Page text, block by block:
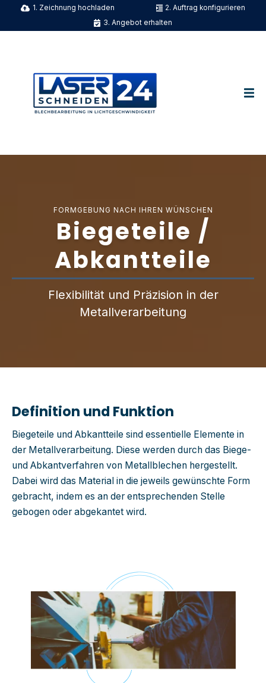
1. Zeichnung hochladen
2. Auftrag konfigurieren
3. Angebot erhalten
FORMGEBUNG NACH IHREN WÜNSCHEN
Biegeteile /
Abkantteile
Flexibilität und Präzision in der
Metallverarbeitung
Definition und Funktion
Biegeteile und Abkantteile sind essentielle Elemente in
der Metallverarbeitung. Diese werden durch das Biege-
und Abkantverfahren von Metallblechen hergestellt.
Dabei wird das Material in die jeweils gewünschte Form
gebracht, indem es an der entsprechenden Stelle
gebogen oder abgekantet wird.